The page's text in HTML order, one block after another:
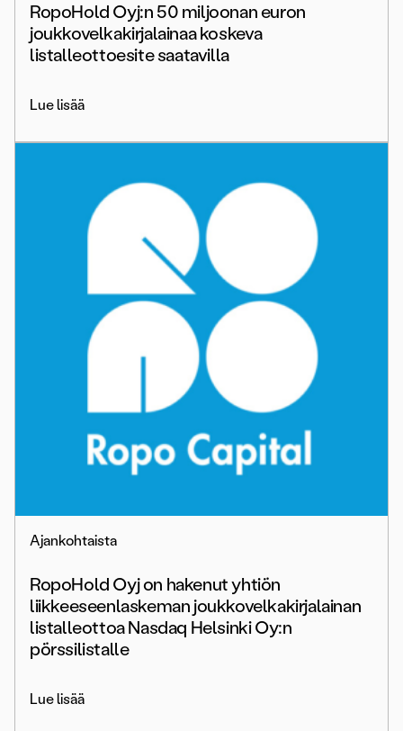
RopoHold Oyj:n 50 miljoonan euron
joukkovelkakirjalainaa koskeva
listalleottoesite saatavilla
Lue lisää
Ajankohtaista
RopoHold Oyj on hakenut yhtiön
liikkeeseenlaskeman joukkovelkakirjalainan
listalleottoa Nasdaq Helsinki Oy:n
pörssilistalle
Lue lisää